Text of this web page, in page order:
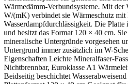
Wärmedämm-Verbundsysteme. Mit
W/(mK) verbindet sie Wärmeschutz mit
Wasserdampfdurchlässigkeit. Die Platte
und besitzt das Format 120 × 40 cm.
mineralische Untergründe vorgesehen
Untergrund immer zusätzlich im W-
Eigenschaften Leichte Mineralfaser-
Nichtbrennbar, Euroklasse A1
Beidseitig beschichtet